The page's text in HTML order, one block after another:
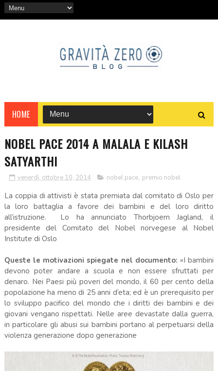
HOME
NOBEL PACE 2014 A MALALA E KILASH
SATYARTHI
venerdì, ottobre 10, 2014 nobel pace, premio nobel
La coppia di attivisti è stata premiata dal comitato di Oslo per
la loro battaglia a favore dei bambini e del loro diritto
all’istruzione. Lo ha annunciato Thorbjoern Jagland, il
presidente del Comitato del Nobel norvegese al Nobel
Institute di Oslo
Queste le motivazioni spiegate nel documento: «I bambini
devono poter andare a scuola e non essere sfruttati per
denaro. Nei Paesi più poveri del mondo, il 60 per cento della
popolazione ha meno di 25 anni d’eta; ed è un prerequisito per
lo sviluppo pacifico del mondo che i diritti dei bambini e dei
giovani vengano rispettati. Nelle aree devastate dalla guerra,
in particolare gli abusi sui bambini portano al perpetuarsi della
violenza generazione dopo generazione